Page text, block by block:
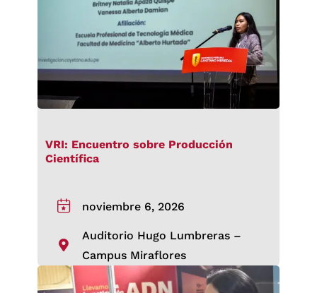
VRI: Encuentro sobre Producción
Científica
noviembre 6, 2026
Auditorio Hugo Lumbreras –
Campus Miraflores